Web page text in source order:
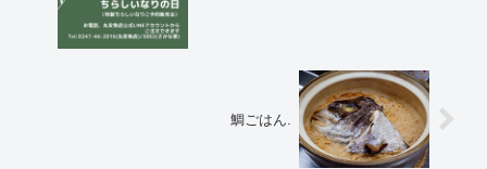
鯛ごはん.